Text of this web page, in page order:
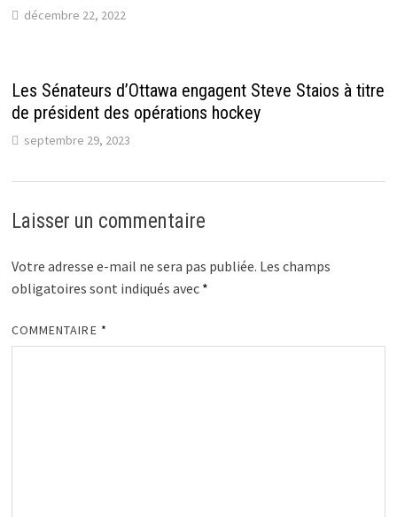
décembre 22, 2022
Les Sénateurs d’Ottawa engagent Steve Staios à titre
de président des opérations hockey
septembre 29, 2023
Laisser un commentaire
Votre adresse e-mail ne sera pas publiée. Les champs
obligatoires sont indiqués avec *
COMMENTAIRE *